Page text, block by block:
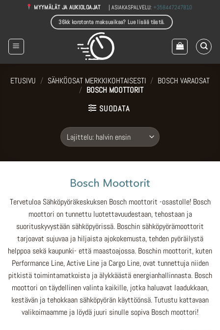
MYYMÄLÄT JA AUKIOLOAJAT | ASIAKASPALVELU:+358447247810
36kk korotonta maksuaikaa? Lue lisää tästä.
ETUSIVU / SÄHKÖOSAT MERKKIKOHTAISESTI / BOSCH VARAOSAT
/ BOSCH MOOTTORIT
SUODATA
Bosch Moottorit
Tervetuloa Sähköpyöräkeskuksen Bosch moottorit -osastolle! Bosch
moottori on tunnettu luotettavuudestaan, tehostaan ja
suorituskyvystään sähköpyörissä. Boschin sähköpyörämoottorit
tarjoavat sujuvaa ja hiljaista ajokokemusta, tehden pyöräilystä
helppoa sekä kaupunki- että maastoajossa. Boschin moottorit, kuten
Performance Line, Active Line ja Cargo Line, ovat tunnettuja niiden
pitkistä toimintamatkoista ja älykkäästä energianhallinnasta. Bosch
moottori on täydellinen valinta kaikille, jotka haluavat laadukkaan,
kestävän ja tehokkaan sähköpyörän käyttöönsä. Tutustu kattavaan
valikoimaamme ja löydä juuri sinulle sopiva Bosch moottori!